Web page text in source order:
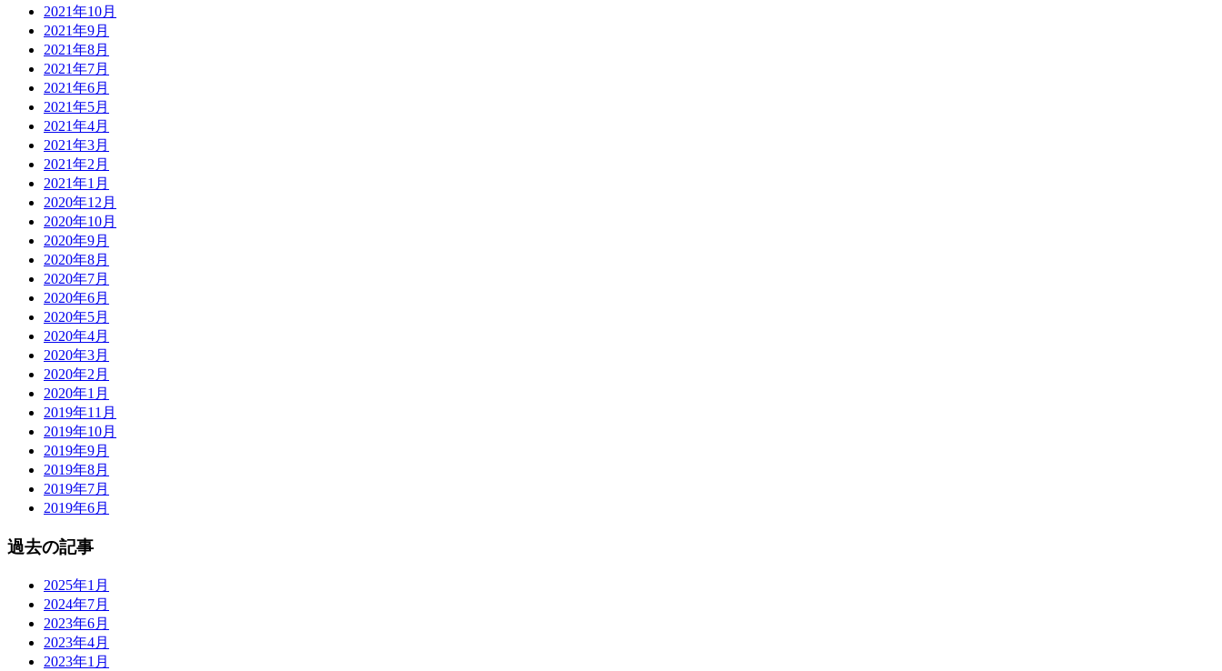
2021年10月
2021年9月
2021年8月
2021年7月
2021年6月
2021年5月
2021年4月
2021年3月
2021年2月
2021年1月
2020年12月
2020年10月
2020年9月
2020年8月
2020年7月
2020年6月
2020年5月
2020年4月
2020年3月
2020年2月
2020年1月
2019年11月
2019年10月
2019年9月
2019年8月
2019年7月
2019年6月
過去の記事
2025年1月
2024年7月
2023年6月
2023年4月
2023年1月